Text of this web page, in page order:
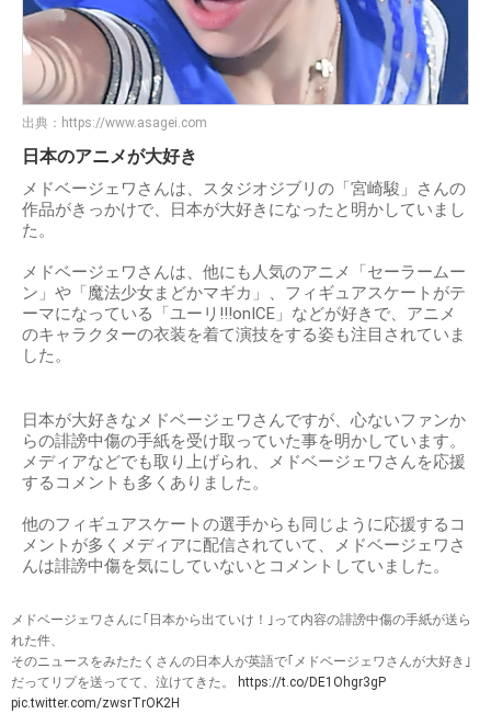
出典： https://www.asagei.com
日本のアニメが大好き
メドベージェワさんは、スタジオジブリの「宮崎駿」さんの
作品がきっかけで、日本が大好きになったと明かしていまし
た。
メドベージェワさんは、他にも人気のアニメ「セーラームー
ン」や「魔法少女まどかマギカ」、フィギュアスケートがテ
ーマになっている「ユーリ!!!onICE」などが好きで、アニメ
のキャラクターの衣装を着て演技をする姿も注目されていま
した。
日本が大好きなメドベージェワさんですが、心ないファンか
らの誹謗中傷の手紙を受け取っていた事を明かしています。
メディアなどでも取り上げられ、メドベージェワさんを応援
するコメントも多くありました。
他のフィギュアスケートの選手からも同じように応援するコ
メントが多くメディアに配信されていて、メドベージェワさ
んは誹謗中傷を気にしていないとコメントしていました。
メドベージェワさんに｢日本から出ていけ！｣って内容の誹謗中傷の手紙が送ら
れた件、
そのニュースをみたたくさんの日本人が英語で｢メドベージェワさんが大好き｣
だってリプを送ってて、泣けてきた。
https://t.co/DE1Ohgr3gP
pic.twitter.com/zwsrTrOK2H